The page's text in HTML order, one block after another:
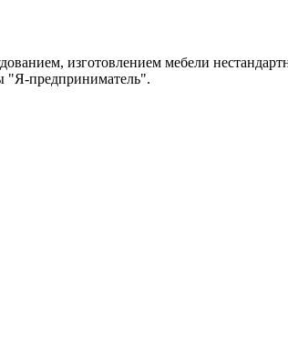
изготовлением мебели
"Я-предприниматель".